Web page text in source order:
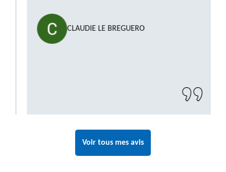
CLAUDIE LE BREGUERO
Voir tous mes avis